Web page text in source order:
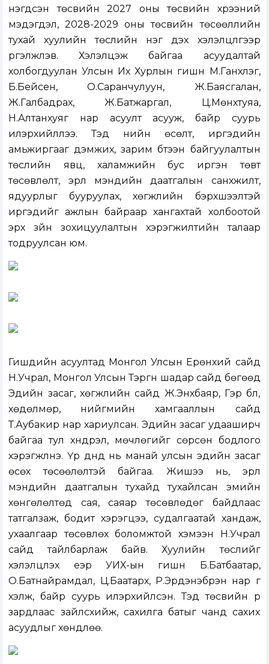
нэгдсэн төсвийн 2027 оны төсвийн хүрээний
мэдэгдэл, 2028-2029 оны төсвийн төсөөллийн
тухай хуулийн төслийн нэг дэх хэлэлцүүлгээр
үргэлжлэв. Хэлэлцэж байгаа асуудалтай
холбогдуулан Улсын Их Хурлын гишүүн М.Ганхүлэг,
Б.Бейсен, О.Саранчулуун, Ж.Баясгалан,
Ж.Галбадрах, Ж.Батжаргал, Ц.Мөнхтуяа,
Н.Алтанхуяг нар асуулт асууж, байр суурь
илэрхийллээ. Тэд үнийн өсөлт, иргэдийн
амьжиргааг дэмжих, зарим бүтээн байгуулалтын
төслийн явц, халамжийн бус иргэн төвт
төсөвлөлт, эрүүл мэндийн даатгалын санхүүжилт,
ядуурлыг бууруулах, хөгжлийн бэрхшээлтэй
иргэдийг ажлын байраар хангахтай холбоотой
эрх зүйн зохицуулалтын хэрэгжилтийн талаар
тодруулсан юм.
Гишүүдийн асуултад Монгол Улсын Ерөнхий сайд
Н.Учрал, Монгол Улсын Тэргүүн шадар сайд бөгөөд
Эдийн засаг, хөгжлийн сайд Ж.Энхбаяр, Гэр бүл,
хөдөлмөр, нийгмийн хамгааллын сайд
Т.Аубакир нар хариулсан. Эдийн засаг удааширч
байгаа тул хүндрэл, мөчлөгийг сөрсөн бодлого
хэрэгжүүлнэ. Үр дүнд нь манай улсын эдийн засаг
өсөх төсөөлөлтэй байгаа. Жишээ нь, эрүүл
мэндийн даатгалын тухайд тухайлсан эмийн
хөнгөлөлтөд сая, саяар төсөвлөдөг байдлаас
татгалзаж, бодит хэрэгцээ, судалгаатай хандаж,
ухаалгаар төсөвлөх боломжтой хэмээн Н.Учрал
сайд тайлбарлаж байв. Хуулийн төслийг
хэлэлцүүлэх үеэр УИХ-ын гишүүн Б.Батбаатар,
О.Батнайрамдал, Ц.Баатархүү, Р.Эрдэнэбүрэн нар үг
хэлж, байр суурь илэрхийлсэн. Тэд төсвийн үр
зардлаас зайлсхийж, сахилга батыг чанд сахих
асуудлыг хөндлөө.